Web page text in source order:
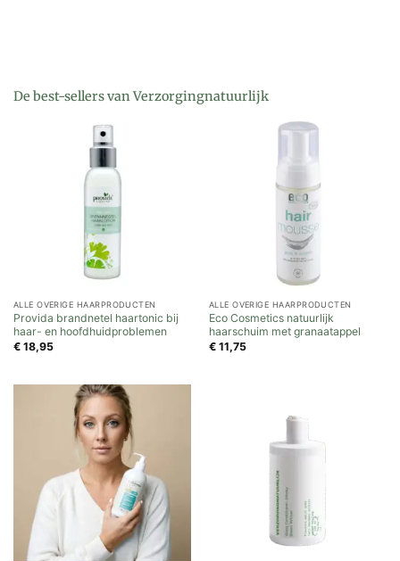
De best-sellers van Verzorgingnatuurlijk
ALLE OVERIGE HAARPRODUCTEN
Provida brandnetel haartonic bij
haar- en hoofdhuidproblemen
€18,95
ALLE OVERIGE HAARPRODUCTEN
Eco Cosmetics natuurlijk
haarschuim met granaatappel
€11,75